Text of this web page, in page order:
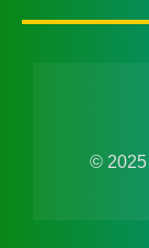
© 2025